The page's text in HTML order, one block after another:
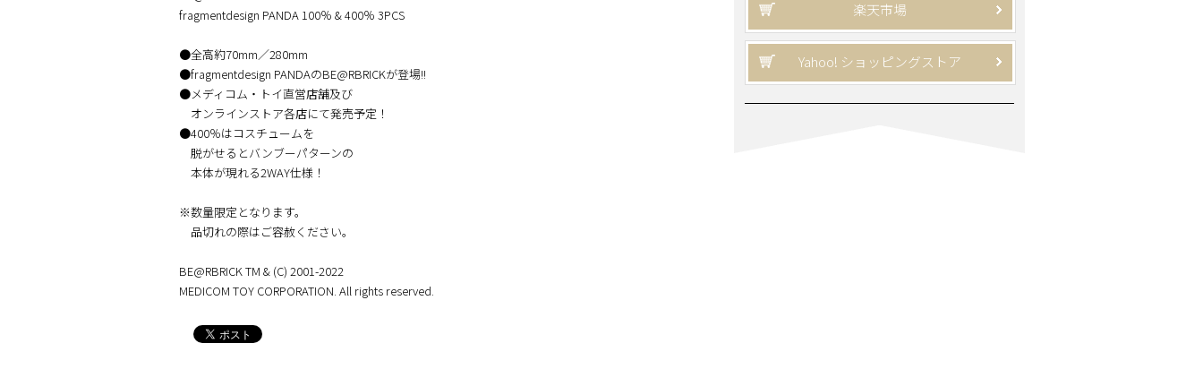
楽天市場
Yahoo! ショッピングストア
fragmentdesign PANDA 100％ & 400％ 3PCS
●全高約70mm／280mm
●fragmentdesign PANDAのBE@RBRICKが登場!!
●メディコム・トイ直営店舗及び
オンラインストア各店にて発売予定！
●400％はコスチュームを
脱がせるとバンブーパターンの
本体が現れる2WAY仕様！
※数量限定となります。
品切れの際はご容赦ください。
BE@RBRICK TM & (C) 2001-2022
MEDICOM TOY CORPORATION. All rights reserved.